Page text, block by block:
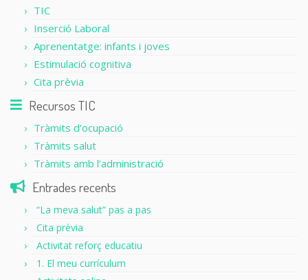
TIC
Inserció Laboral
Aprenentatge: infants i joves
Estimulació cognitiva
Cita prèvia
Recursos TIC
Tràmits d’ocupació
Tràmits salut
Tràmits amb l’administració
Entrades recents
“La meva salut” pas a pas
Cita prèvia
Activitat reforç educatiu
1. El meu currículum